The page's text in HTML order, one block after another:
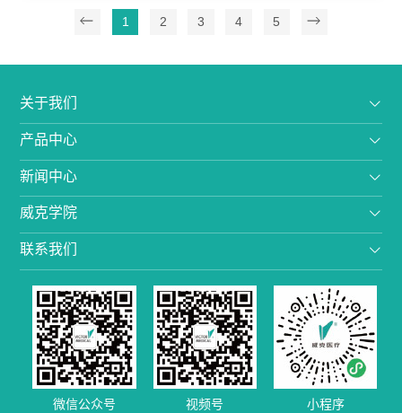
1 2 3 4 5
关于我们
产品中心
新闻中心
威克学院
联系我们
微信公众号 视频号 小程序